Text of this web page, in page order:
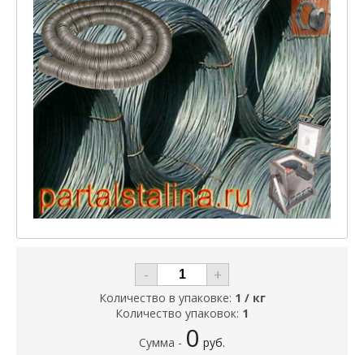
- +
Количество в упаковке: 1 / кг
Количество упаковок: 1
Сумма - 0 руб.